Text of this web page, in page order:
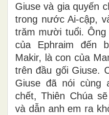
Giuse và gia quyến
trong nước Ai-cập,
trăm mười tuổi.
của Ephraim đến
Makir, là con của
trên đầu gối Giuse.
Giuse đã nói cùng
chết, Thiên Chúa
và dẫn anh em ra